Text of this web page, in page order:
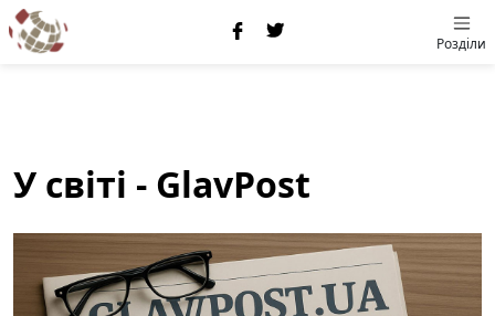
Розділи
У світі - GlavPost